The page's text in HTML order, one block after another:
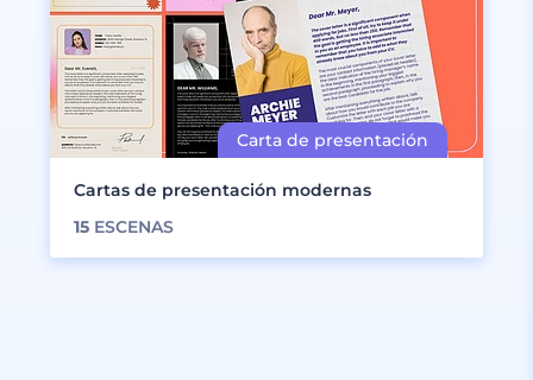
Cartas de presentación modernas
15 ESCENAS